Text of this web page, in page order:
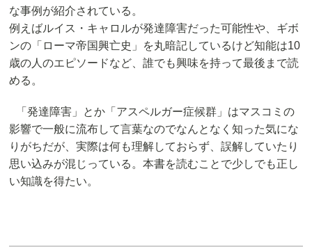
な事例が紹介されている。
例えばルイス・キャロルが発達障害だった可能性や、ギボ
ンの「ローマ帝国興亡史」を丸暗記しているけど知能は10
歳の人のエピソードなど、誰でも興味を持って最後まで読
める。
「発達障害」とか「アスペルガー症候群」はマスコミの
影響で一般に流布して言葉なのでなんとなく知った気にな
りがちだが、実際は何も理解しておらず、誤解していたり
思い込みが混じっている。本書を読むことで少しでも正し
い知識を得たい。